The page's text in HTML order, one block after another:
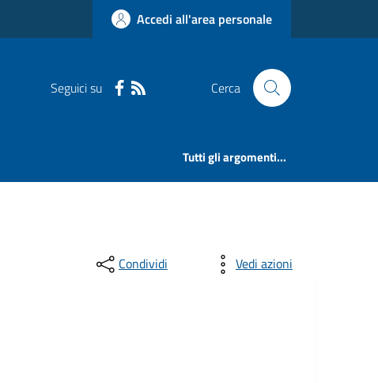
Accedi all'area personale
Seguici su Cerca
Tutti gli argomenti...
Condividi Vedi azioni